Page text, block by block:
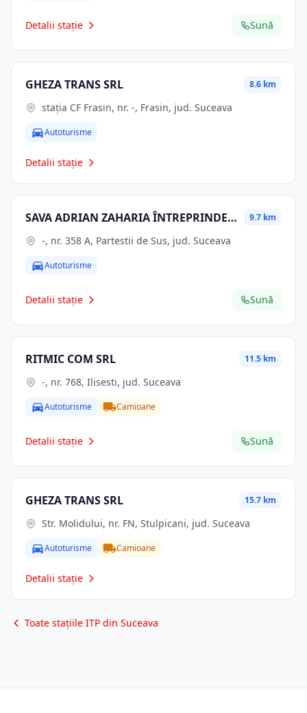
Detalii stație Sună
GHEZA TRANS SRL 8.6 km
staţia CF Frasin, nr. -, Frasin, jud. Suceava
Autoturisme
Detalii stație
SAVA ADRIAN ZAHARIA ÎNTREPRINDERE INDIVIDUALĂ 9.7 km
-, nr. 358 A, Partestii de Sus, jud. Suceava
Autoturisme
Detalii stație Sună
RITMIC COM SRL 11.5 km
-, nr. 768, Ilisesti, jud. Suceava
Autoturisme Camioane
Detalii stație Sună
GHEZA TRANS SRL 15.7 km
Str. Molidului, nr. FN, Stulpicani, jud. Suceava
Autoturisme Camioane
Detalii stație
Toate stațiile ITP din Suceava